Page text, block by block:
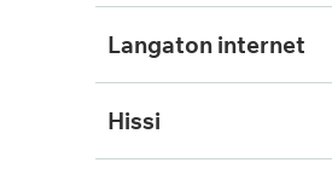
langaton internet
hissi